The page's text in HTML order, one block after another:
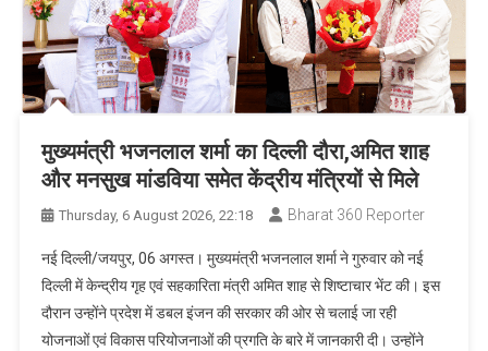
मुख्यमंत्री भजनलाल शर्मा का दिल्ली दौरा,अमित शाह
और मनसुख मांडविया समेत केंद्रीय मंत्रियों से मिले
Thursday, 6 August 2026, 22:18 Bharat 360 Reporter
नई दिल्ली/जयपुर, 06 अगस्त। मुख्यमंत्री भजनलाल शर्मा ने गुरुवार को नई
दिल्ली में केन्द्रीय गृह एवं सहकारिता मंत्री अमित शाह से शिष्टाचार भेंट की। इस
दौरान उन्होंने प्रदेश में डबल इंजन की सरकार की ओर से चलाई जा रही
योजनाओं एवं विकास परियोजनाओं की प्रगति के बारे में जानकारी दी। उन्होंने